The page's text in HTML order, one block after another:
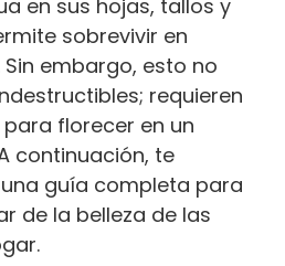
en sus hojas, tallos y
sobrevivir en
embargo, esto no
requieren
florecer en un
continuación, te
guía completa para
de la belleza de las